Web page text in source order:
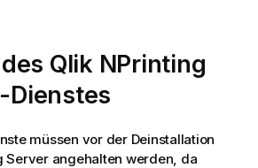
Qlik NPrinting
müssen vor der Deinstallation
Serverangehalten werden, da